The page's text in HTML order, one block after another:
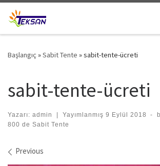
Skip to content
Başlangıç »Sabit Tente »sabit-tente-ücreti
sabit-tente-ücreti
Yazarı: admin | Yayımlanmış 9 Eylül 2018 -
800 de Sabit Tente
Images navigation
Previous